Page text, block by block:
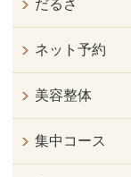
だるさ
ネット予約
美容整体
集中コース